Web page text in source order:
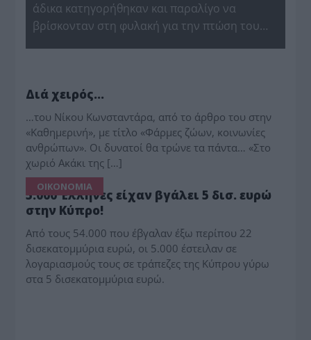
άδικα κατηγορήθηκαν και παραλίγο να
βρίσκονταν στη φυλακή για την πτώση του…
Διά χειρός…
…του Νίκου Κωνσταντάρα, από το άρθρο του στην
«Καθημερινή», με τίτλο «Φάρμες ζώων, κοινωνίες
ανθρώπων». Οι δυνατοί θα τρώνε τα πάντα… «Στο
χωριό Ακάκι της […]
ΟΙΚΟΝΟΜΙΑ
5.000 Έλληνες είχαν βγάλει 5 δισ. ευρώ
στην Κύπρο!
Από τους 54.000 που έβγαλαν έξω περίπου 22
δισεκατομμύρια ευρώ, οι 5.000 έστειλαν σε
λογαριασμούς τους σε τράπεζες της Κύπρου γύρω
στα 5 δισεκατομμύρια ευρώ.